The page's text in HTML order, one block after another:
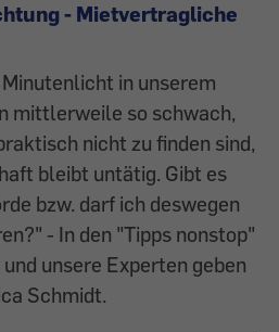
- Mietvertragliche
in unserem
mittlerweile so schwach,
nicht zu finden sind,
bleibt untätig. Gibt es
bzw. darf ich deswegen
- In den "Tipps nonstop"
unsere Experten geben
Schmidt.